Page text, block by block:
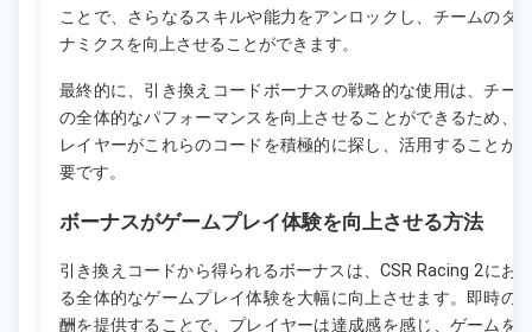
ことで、さらなるスキルや能力をアンロックし、チームのダ
ナミクスを向上させることができます。
最終的に、引き換えコードボーナスの戦略的な使用は、チー
の全体的なパフォーマンスを向上させることができるため、
レイヤーがこれらのコードを積極的に探し、活用することが
要です。
ボーナスがゲームプレイ体験を向上させる方法
引き換えコードから得られるボーナスは、CSR Racing 2にお
る全体的なゲームプレイ体験を大幅に向上させます。即時の
酬を提供することで、プレイヤーは達成感を感じ、ゲームを